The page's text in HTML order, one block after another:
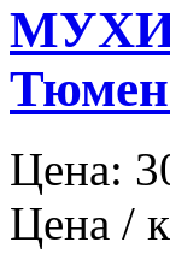
Цена:
Цена /